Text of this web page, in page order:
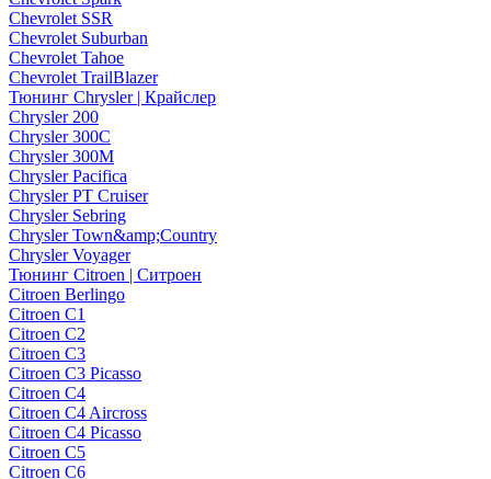
Chevrolet SSR
Chevrolet Suburban
Chevrolet Tahoe
Chevrolet TrailBlazer
Тюнинг Chrysler | Крайслер
Chrysler 200
Chrysler 300C
Chrysler 300M
Chrysler Pacifica
Chrysler PT Cruiser
Chrysler Sebring
Chrysler Town&amp;Country
Chrysler Voyager
Тюнинг Citroen | Ситроен
Citroen Berlingo
Citroen C1
Citroen C2
Citroen C3
Citroen C3 Picasso
Citroen C4
Citroen C4 Aircross
Citroen C4 Picasso
Citroen C5
Citroen C6